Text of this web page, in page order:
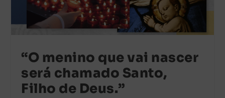
“O menino que vai nascer
será chamado Santo,
Filho de Deus.”